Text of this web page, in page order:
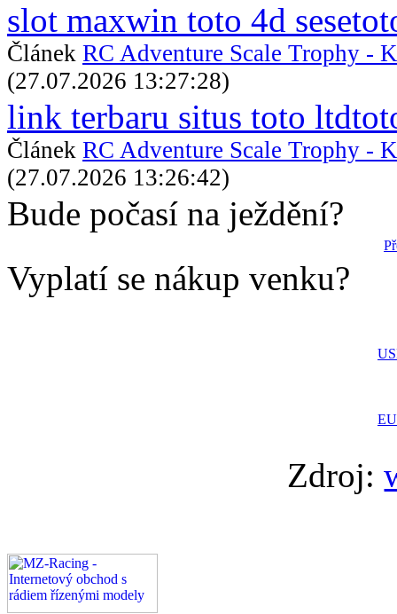
slot maxwin toto 4d
Článek RC Adventure Scale Trophy -
(27.07.2026 13:27:28)
link terbaru situs toto
Článek RC Adventure Scale Trophy -
(27.07.2026 13:26:42)
Bude počasí na ježdění?
Vyplatí se nákup venku?
Zdroj: